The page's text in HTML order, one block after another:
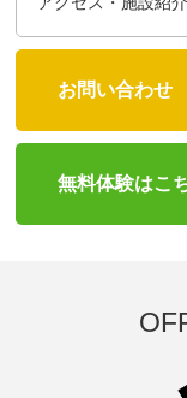
お問い合わせ
無料体験はこ